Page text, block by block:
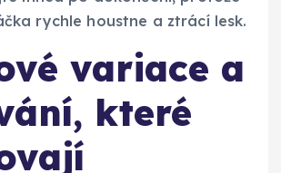
rychle houstne a ztrácí lesk.
variace a
které